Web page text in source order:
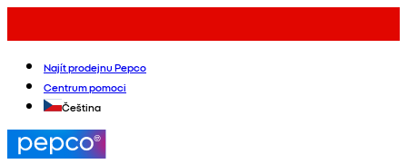
Najít prodejnu Pepco
Centrum pomoci
Čeština